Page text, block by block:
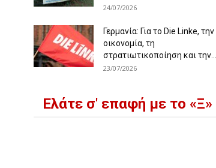
24/07/2026
Γερμανία: Για το Die Linke, την
οικονομία, τη
στρατιωτικοποίηση και την...
23/07/2026
Ελάτε σ' επαφή με το «Ξ»